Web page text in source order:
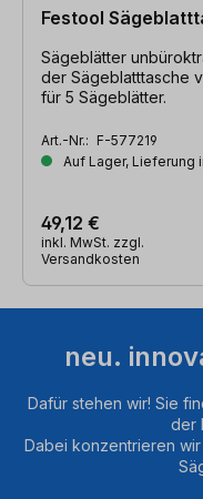
Festool
Sägeblätter
der Sägeblatttasche
für 5 Sägeblätter.
Art.-Nr.: F-577219
Auf Lager, Lieferung
49,12 €
inkl. MwSt. zzgl.
Versandkosten
neu.
Dafür stehen wir! Sie
der
Dabei konzentrieren wir